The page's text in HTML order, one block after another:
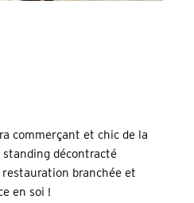
commerçant et chic de la
standing décontracté
branchée et
en soi !